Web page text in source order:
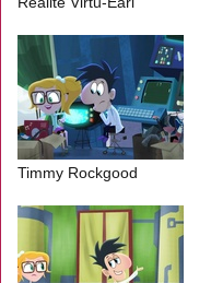
Timmy Rockgood